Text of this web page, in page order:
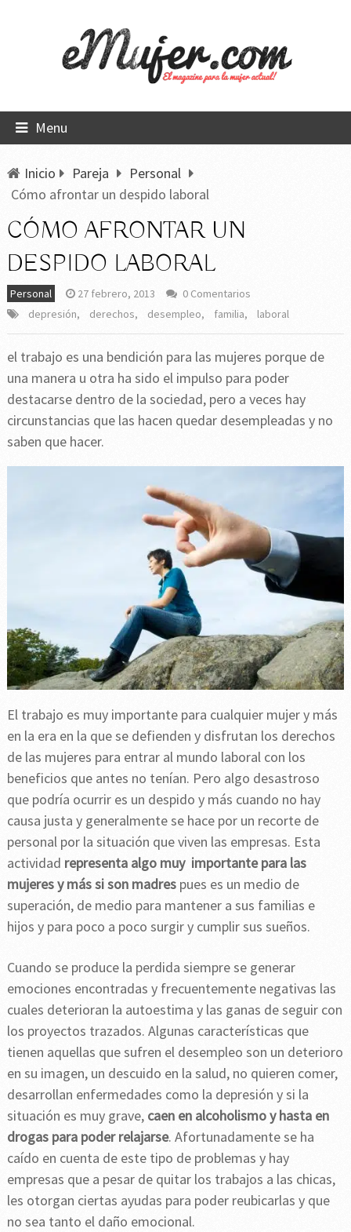
Menu
Inicio Pareja
Personal
Cómo afrontar un despido laboral
CÓMO AFRONTAR UN
DESPIDO LABORAL
Personal 27 febrero, 2013
0 Comentarios
depresión, derechos, desempleo, familia, laboral
el trabajo es una bendición para las mujeres porque de
una manera u otra ha sido el impulso para poder
destacarse dentro de la sociedad, pero a veces hay
circunstancias que las hacen quedar desempleadas y no
saben que hacer.
El trabajo es muy importante para cualquier mujer y más
en la era en la que se defienden y disfrutan los derechos
de las mujeres para entrar al mundo laboral con los
beneficios que antes no tenían. Pero algo desastroso
que podría ocurrir es un despido y más cuando no hay
causa justa y generalmente se hace por un recorte de
personal por la situación que viven las empresas. Esta
actividad representa algo muy importante para las
mujeres y más si son madrespues es un medio de
superación, de medio para mantener a sus familias e
hijos y para poco a poco surgir y cumplir sus sueños.
Cuando se produce la perdida siempre se generar
emociones encontradas y frecuentemente negativas las
cuales deterioran la autoestima y las ganas de seguir con
los proyectos trazados. Algunas características que
tienen aquellas que sufren el desempleo son un deterioro
en su imagen, un descuido en la salud, no quieren comer,
desarrollan enfermedades como la depresión y si la
situación es muy grave, caen en alcoholismo y hasta en
drogas para poder relajarse. Afortunadamente se ha
caído en cuenta de este tipo de problemas y hay
empresas que a pesar de quitar los trabajos a las chicas,
les otorgan ciertas ayudas para poder reubicarlas y que
no sea tanto el daño emocional.